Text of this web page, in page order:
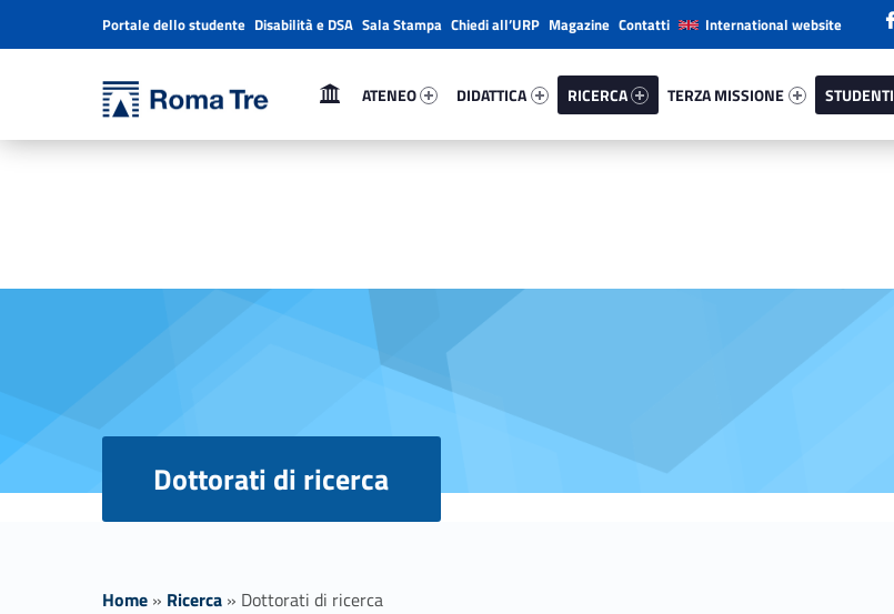
Dottorati di ricerca - Università Roma Tre
Primary Menu
ATENEO
DIDATTICA
RICERCA
TERZA MISSIONE
STUDENTI
Header info sidebar
Portale dello studente Disabilità e DSA Sala Stampa Chiedi all’URP Magazine Contatti International website
Dottorati di ricerca
Home » Ricerca » Dottorati di ricerca